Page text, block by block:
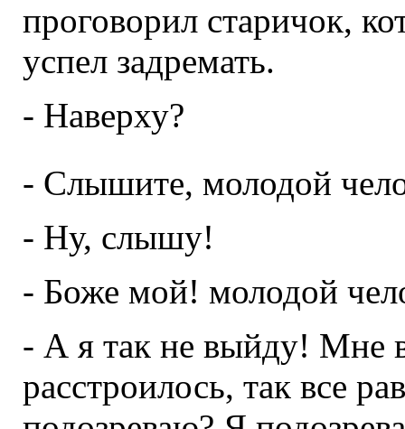
проговорил старичок,
успел задремать.
- Наверху?
- Слышите, молодой
- Ну, слышу!
- Боже мой! молодой
- А я так не выйду! Мне
расстроилось, так все